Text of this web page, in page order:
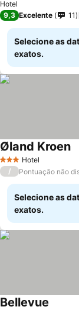
Hotel
9,3 Excelente 11
Selecione as
exatos.
3 EstrelasHotel
Øland Kroen
/ Pontuação não
Selecione as
exatos.
Bellevue